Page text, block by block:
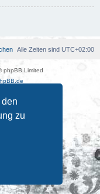
zu
Alle Zeiten sind UTC+02:00
phpBB Limited